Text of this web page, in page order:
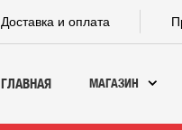
Доставка и оплата
ГЛАВНАЯ МАГАЗИН